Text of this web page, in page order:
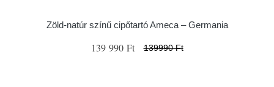
Zöld-natúr színű cipőtartó Ameca – Germania
139 990 Ft 139990 Ft